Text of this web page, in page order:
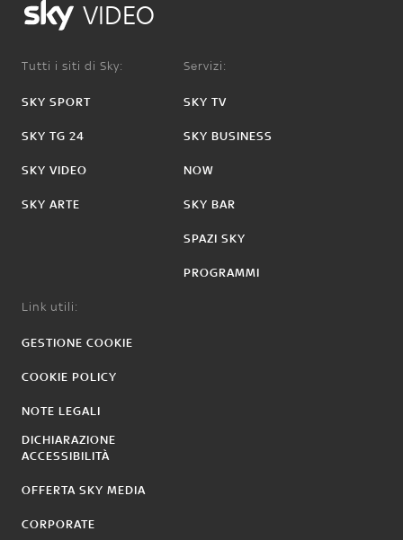
VIDEO
Tutti i siti di Sky:
SKY SPORT
SKY TG 24
SKY VIDEO
SKY ARTE
Servizi:
SKY TV
SKY BUSINESS
NOW
SKY BAR
SPAZI SKY
PROGRAMMI
Link utili:
GESTIONE COOKIE
COOKIE POLICY
NOTE LEGALI
DICHIARAZIONE
ACCESSIBILITÀ
OFFERTA SKY MEDIA
CORPORATE